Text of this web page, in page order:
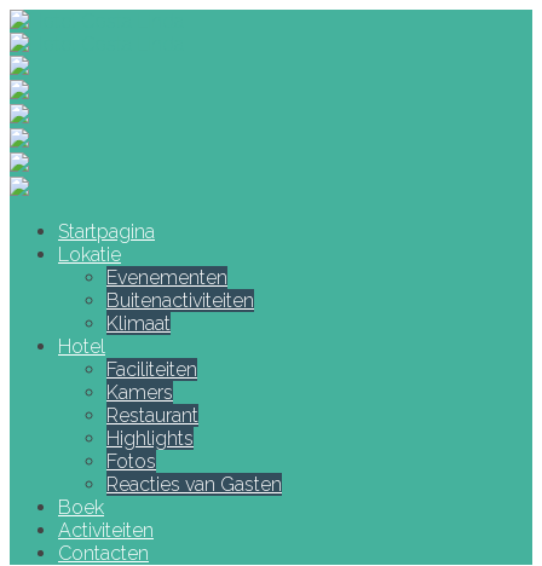
Startpagina
Lokatie
Evenementen
Buitenactiviteiten
Klimaat
Hotel
Faciliteiten
Kamers
Restaurant
Highlights
Fotos
Reacties van Gasten
Boek
Activiteiten
Contacten